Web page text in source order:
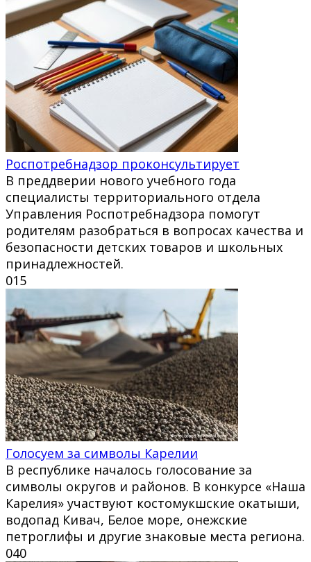
Роспотребнадзор проконсультирует
В преддверии нового учебного года
специалисты территориального отдела
Управления Роспотребнадзора помогут
родителям разобраться в вопросах качества и
безопасности детских товаров и школьных
принадлежностей.
015
Голосуем за символы Карелии
В республике началось голосование за
символы округов и районов. В конкурсе «Наша
Карелия» участвуют костомукшские окатыши,
водопад Кивач, Белое море, онежские
петроглифы и другие знаковые места региона.
040